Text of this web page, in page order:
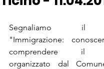
Segnaliamo il
"Immigrazione:
comprendere il
organizzato dal